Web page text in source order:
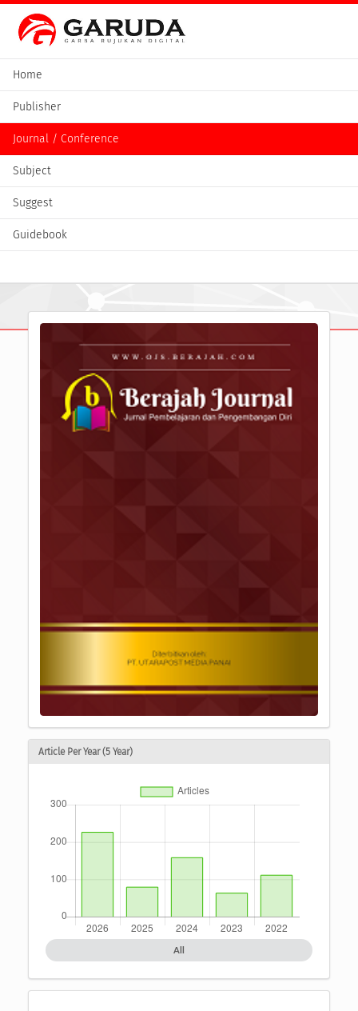
Home
Publisher
Journal / Conference
Subject
Suggest
Guidebook
Article Per Year (5 Year)
All